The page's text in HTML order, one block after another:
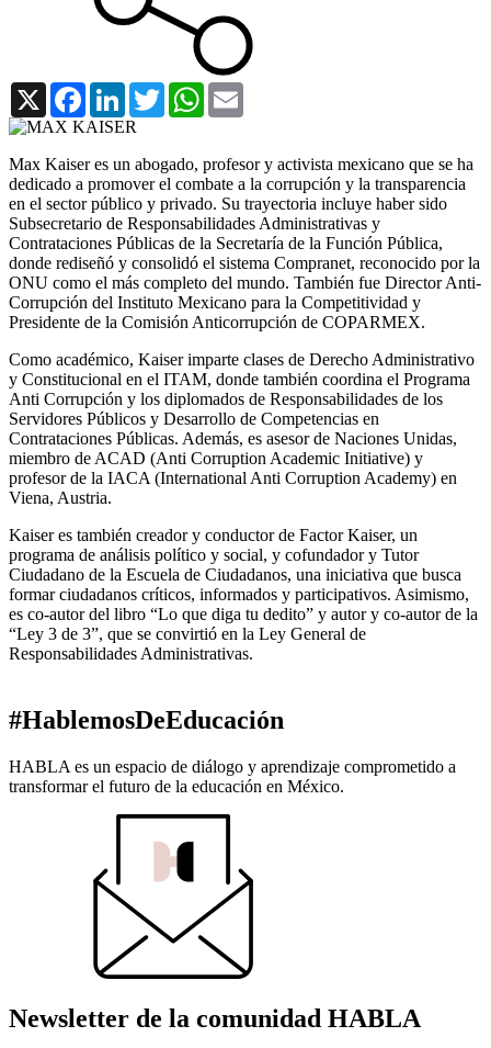
X FacebookLinkedInTwitterWhatsApp
​​Max Kaiser es un abogado, profesor y activista mexicano que se ha
dedicado a promover el combate a la corrupción y la transparencia
en el sector público y privado. Su trayectoria incluye haber sido
Subsecretario de Responsabilidades Administrativas y
Contrataciones Públicas de la Secretaría de la Función Pública,
donde rediseñó y consolidó el sistema Compranet, reconocido por la
ONU como el más completo del mundo. También fue Director Anti-
Corrupción del Instituto Mexicano para la Competitividad y
Presidente de la Comisión Anticorrupción de COPARMEX.
Como académico, Kaiser imparte clases de Derecho Administrativo
y Constitucional en el ITAM, donde también coordina el Programa
Anti Corrupción y los diplomados de Responsabilidades de los
Servidores Públicos y Desarrollo de Competencias en
Contrataciones Públicas. Además, es asesor de Naciones Unidas,
miembro de ACAD (Anti Corruption Academic Initiative) y
profesor de la IACA (International Anti Corruption Academy) en
Viena, Austria.
Kaiser es también creador y conductor de Factor Kaiser, un
programa de análisis político y social, y cofundador y Tutor
Ciudadano de la Escuela de Ciudadanos, una iniciativa que busca
formar ciudadanos críticos, informados y participativos. Asimismo,
es co-autor del libro “Lo que diga tu dedito” y autor y co-autor de la
“Ley 3 de 3”, que se convirtió en la Ley General de
Responsabilidades Administrativas.
#HablemosDeEducación
HABLA es un espacio de diálogo y aprendizaje comprometido a
transformar el futuro de la educación en México.
Newsletter de la comunidad HABLA